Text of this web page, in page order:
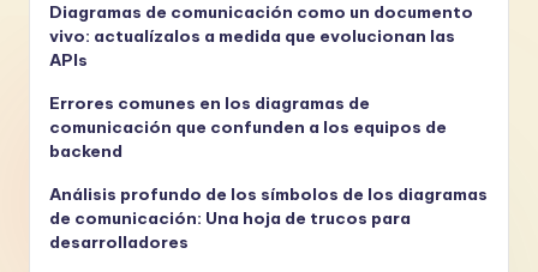
Diagramas de comunicación como un documento
vivo: actualízalos a medida que evolucionan las
APIs
Errores comunes en los diagramas de
comunicación que confunden a los equipos de
backend
Análisis profundo de los símbolos de los diagramas
de comunicación: Una hoja de trucos para
desarrolladores